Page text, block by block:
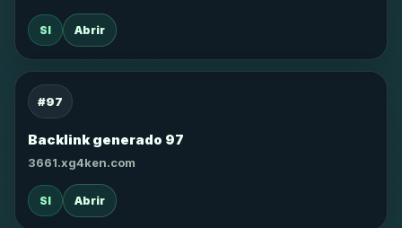
SI Abrir
#97
Backlink generado 97
3661.xg4ken.com
SI Abrir